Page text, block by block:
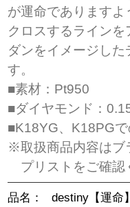
が運命でありますよ
クロスするライン
ダンをイメージした
す。
■素材：Pt950
■ダイヤモンド：
■K18YG、K18PG
※取扱商品内容はブ
プリストをご確認
品名：
destiny【運命】